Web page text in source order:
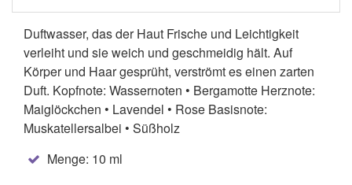
Duftwasser, das der Haut Frische und Leichtigkeit
verleiht und sie weich und geschmeidig hält. Auf
Körper und Haar gesprüht, verströmt es einen zarten
Duft. Kopfnote: Wassernoten • Bergamotte Herznote:
Maiglöckchen • Lavendel • Rose Basisnote:
Muskatellersalbei • Süßholz
Menge: 10 ml